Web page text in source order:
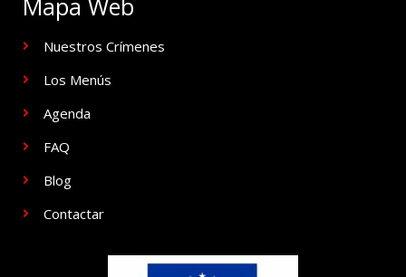
Mapa Web
Nuestros Crímenes
Los Menús
Agenda
FAQ
Blog
Contactar